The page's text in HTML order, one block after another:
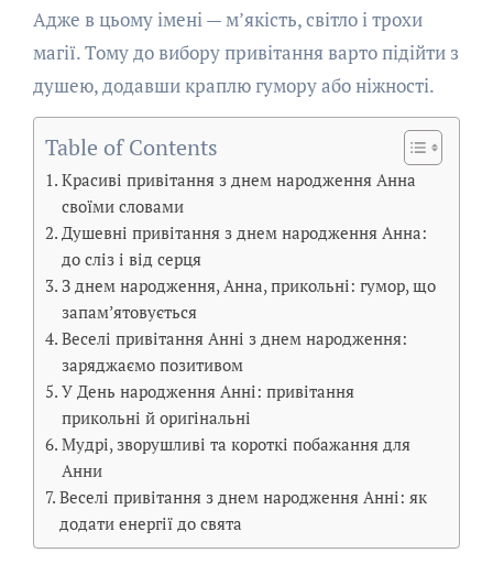
Адже в цьому імені — м’якість, світло і трохи
магії. Тому до вибору привітання варто підійти з
душею, додавши краплю гумору або ніжності.
Table of Contents
Красиві привітання з днем народження Анна
своїми словами
Душевні привітання з днем народження Анна:
до сліз і від серця
З днем народження, Анна, прикольні: гумор, що
запам’ятовується
Веселі привітання Анні з днем народження:
заряджаємо позитивом
У День народження Анні: привітання
прикольні й оригінальні
Мудрі, зворушливі та короткі побажання для
Анни
Веселі привітання з днем народження Анні: як
додати енергії до свята